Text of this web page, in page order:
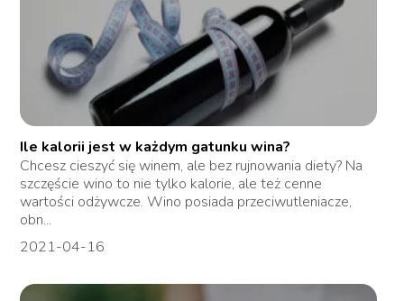
Ile kalorii jest w każdym gatunku wina?
Chcesz cieszyć się winem, ale bez rujnowania diety? Na
szczęście wino to nie tylko kalorie, ale też cenne
wartości odżywcze. Wino posiada przeciwutleniacze,
obn...
2021-04-16